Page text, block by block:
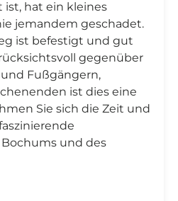
hat ein kleines
jemandem geschadet.
ist befestigt und gut
gegenüber
Fußgängern,
ist dies eine
Sie sich die Zeit und
und des